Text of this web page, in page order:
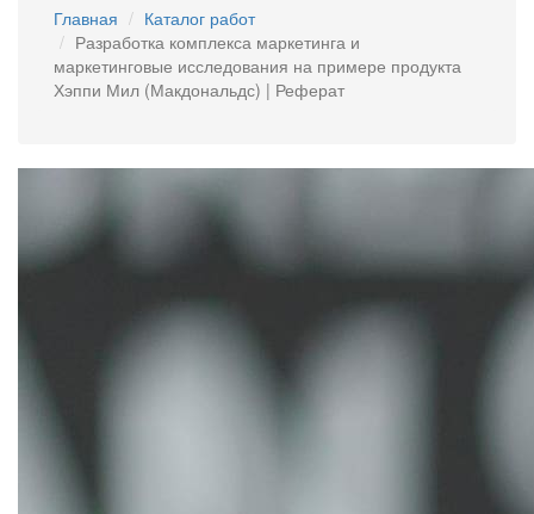
Главная
Каталог работ
Разработка комплекса маркетинга и
маркетинговые исследования на примере продукта
Хэппи Мил (Макдональдс) | Реферат